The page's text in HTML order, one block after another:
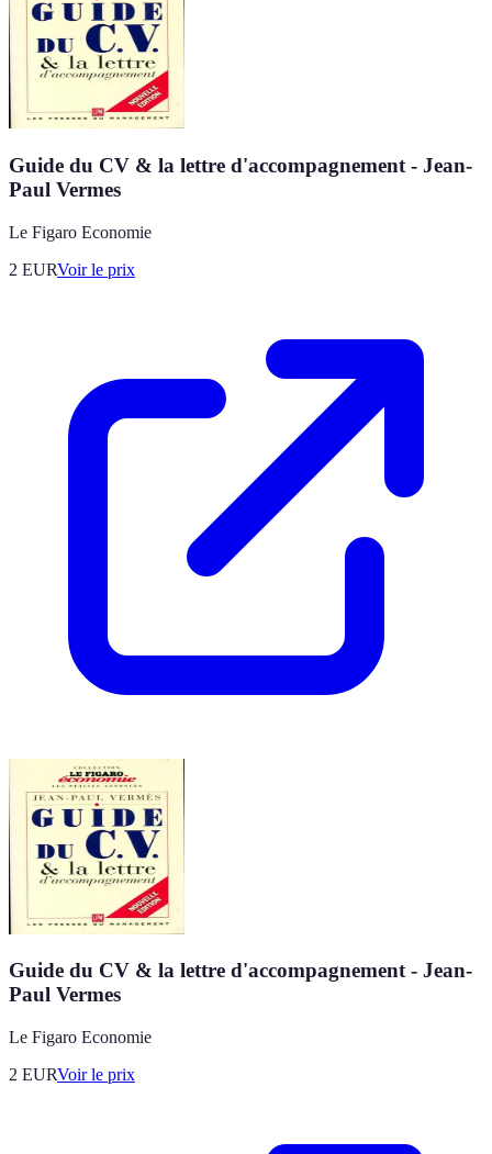
Guide du CV & la lettre d'accompagnement - Jean-
Paul Vermes
Le Figaro Economie
2 EURVoir le prix
Guide du CV & la lettre d'accompagnement - Jean-
Paul Vermes
Le Figaro Economie
2 EURVoir le prix